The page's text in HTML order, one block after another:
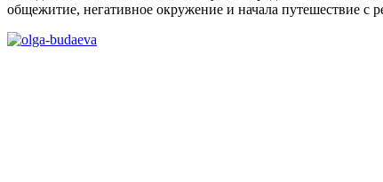
общежитие, негативное окружение и начала путешествие с